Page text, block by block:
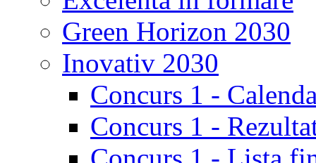
Green Horizon 2030
Inovativ 2030
Concurs 1 -
Concurs 1 -